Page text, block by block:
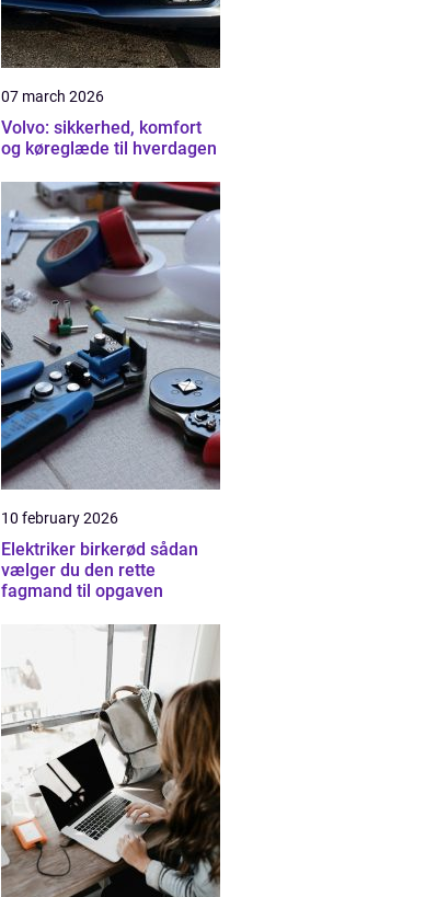
07 march 2026
Volvo: sikkerhed, komfort
og køreglæde til hverdagen
10 february 2026
Elektriker birkerød sådan
vælger du den rette
fagmand til opgaven